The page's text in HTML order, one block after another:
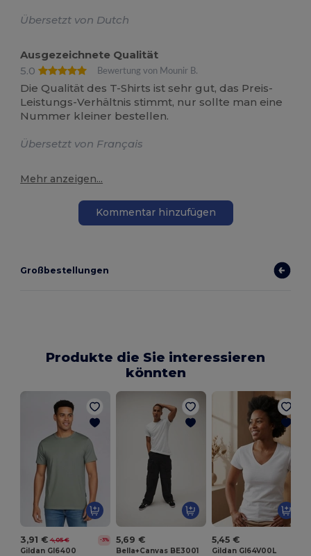
Übersetzt von Dutch
Ausgezeichnete Qualität
5.0
Bewertung von Mounir B.
Die Qualität des T-Shirts ist sehr gut, das Preis-
Leistungs-Verhältnis stimmt, nur sollte man eine
Nummer kleiner bestellen.
Übersetzt von Français
Mehr anzeigen...
Kommentar hinzufügen
Großbestellungen
Produkte die Sie interessieren
könnten
3,91 € 4,05 € -3%
Gildan GI6400
5,69 €
Bella+Canvas BE3001
5,45 €
Gildan GI64V00L